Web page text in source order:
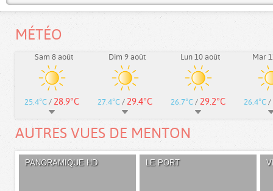
MÉTÉO
Sam 8 août
25.4°C / 28.9°C
Dim 9 août
27.4°C / 29.4°C
Lun 10 août
26.7°C / 29.2°C
Mar
26.4°C /
AUTRES VUES DE MENTON
PANORAMIQUE HD LE PORT